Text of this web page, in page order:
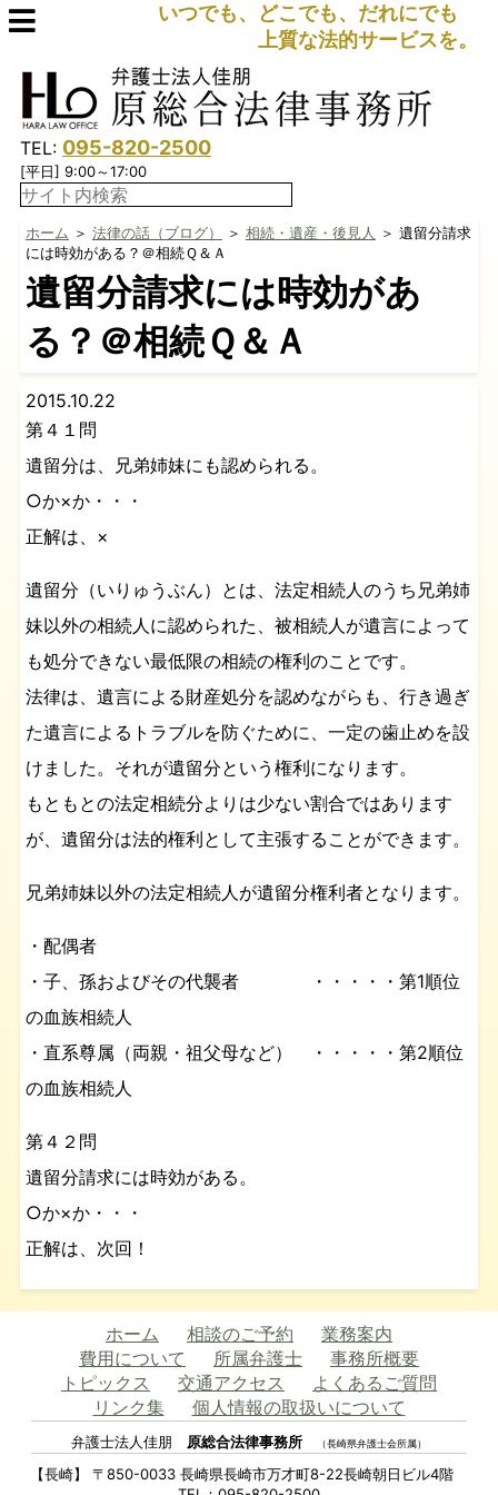
いつでも、どこでも、だれにでも
上質な法的サービスを。
TEL: 095-820-2500
[平日] 9:00～17:00
ホーム ＞ 法律の話（ブログ） ＞ 相続・遺産・後見人
＞ 遺留分請求
には時効がある？＠相続Ｑ＆Ａ
遺留分請求には時効があ
る？＠相続Ｑ＆Ａ
2015.10.22
第４１問
遺留分は、兄弟姉妹にも認められる。
○か×か・・・
正解は、×
遺留分（いりゅうぶん）とは、法定相続人のうち兄弟姉
妹以外の相続人に認められた、被相続人が遺言によって
も処分できない最低限の相続の権利のことです。
法律は、遺言による財産処分を認めながらも、行き過ぎ
た遺言によるトラブルを防ぐために、一定の歯止めを設
けました。それが遺留分という権利になります。
もともとの法定相続分よりは少ない割合ではあります
が、遺留分は法的権利として主張することができます。
兄弟姉妹以外の法定相続人が遺留分権利者となります。
・配偶者
・子、孫およびその代襲者 ・・・・・第1順位
の血族相続人
・直系尊属（両親・祖父母など） ・・・・・第2順位
の血族相続人
第４２問
遺留分請求には時効がある。
○か×か・・・
正解は、次回！
ホーム 相談のご予約
業務案内
費用について
所属弁護士
事務所概要
トピックス
交通アクセス
よくあるご質問
リンク集
個人情報の取扱いについて
弁護士法人佳朋 原総合法律事務所 （長崎県弁護士会所属）
【長崎】 〒850-0033 長崎県長崎市万才町8-22長崎朝日ビル4階